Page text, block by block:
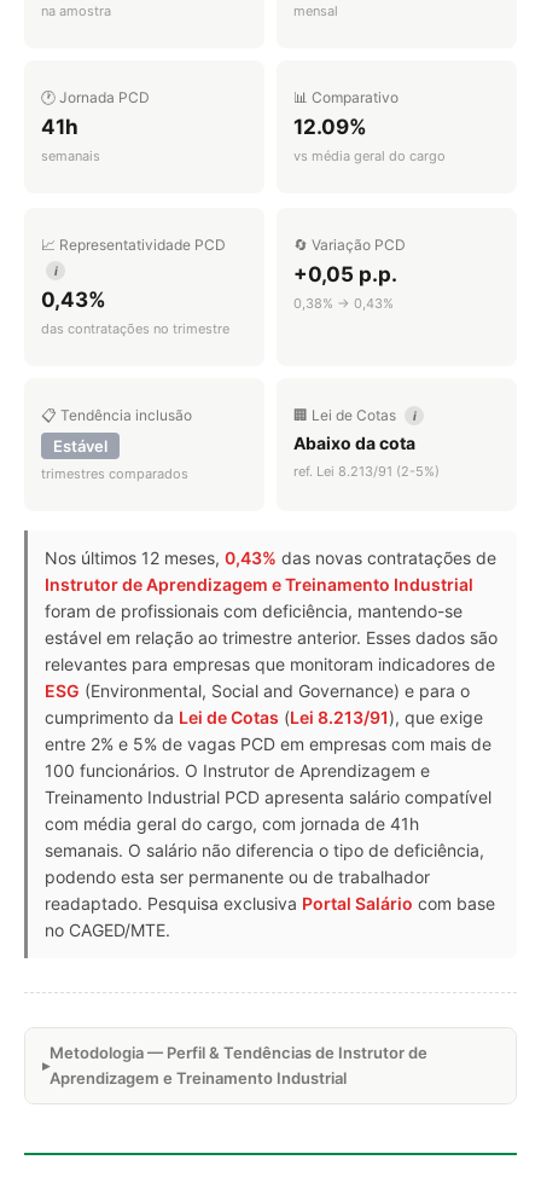
na amostra mensal
🕐 Jornada PCD
41h
semanais
📊 Comparativo
12.09%
vs média geral do cargo
📈 Representatividade PCD
i
0,43%
das contratações no trimestre
🔄 Variação PCD
+0,05 p.p.
0,38% → 0,43%
📋 Tendência inclusão
Estável
trimestres comparados
🏢 Lei de Cotas i
Abaixo da cota
ref. Lei 8.213/91 (2-5%)
Nos últimos 12 meses, 0,43% das novas contratações de
Instrutor de Aprendizagem e Treinamento Industrial
foram de profissionais com deficiência, mantendo-se
estável em relação ao trimestre anterior. Esses dados são
relevantes para empresas que monitoram indicadores de
ESG (Environmental, Social and Governance) e para o
cumprimento da Lei de Cotas (Lei 8.213/91), que exige
entre 2% e 5% de vagas PCD em empresas com mais de
100 funcionários. O Instrutor de Aprendizagem e
Treinamento Industrial PCD apresenta salário compatível
com média geral do cargo, com jornada de 41h
semanais. O salário não diferencia o tipo de deficiência,
podendo esta ser permanente ou de trabalhador
readaptado. Pesquisa exclusiva Portal Salário com base
no CAGED/MTE.
Metodologia — Perfil & Tendências de Instrutor de
Aprendizagem e Treinamento Industrial